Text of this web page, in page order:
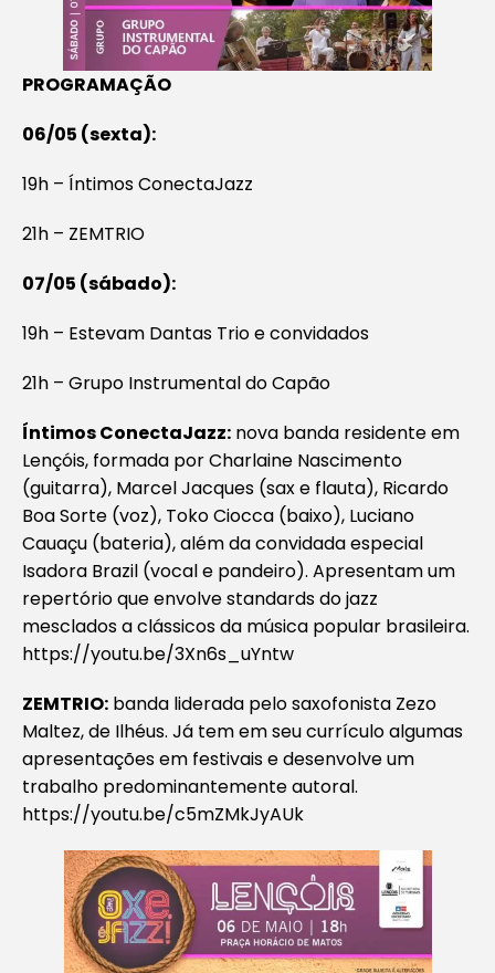
PROGRAMAÇÃO
06/05 (sexta):
19h – Íntimos ConectaJazz
21h – ZEMTRIO
07/05 (sábado):
19h – Estevam Dantas Trio e convidados
21h – Grupo Instrumental do Capão
Íntimos ConectaJazz: nova banda residente em
Lençóis, formada por Charlaine Nascimento
(guitarra), Marcel Jacques (sax e flauta), Ricardo
Boa Sorte (voz), Toko Ciocca (baixo), Luciano
Cauaçu (bateria), além da convidada especial
Isadora Brazil (vocal e pandeiro). Apresentam um
repertório que envolve standards do jazz
mesclados a clássicos da música popular brasileira.
https://youtu.be/3Xn6s_uYntw
ZEMTRIO: banda liderada pelo saxofonista Zezo
Maltez, de Ilhéus. Já tem em seu currículo algumas
apresentações em festivais e desenvolve um
trabalho predominantemente autoral.
https://youtu.be/c5mZMkJyAUk